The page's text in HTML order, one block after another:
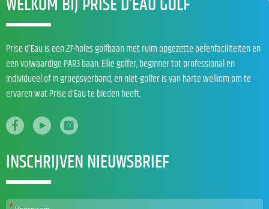
WELKOM BIJ PRISE D’EAU GOLF
Prise d’Eau is een 27-holes golfbaan met ruim opgezette oefenfaciliteiten en
een volwaardige PAR3 baan. Elke golfer, beginner tot professional en
individueel of in groepsverband, en niet-golfer is van harte welkom om te
ervaren wat Prise d’Eau te bieden heeft.
INSCHRIJVEN NIEUWSBRIEF